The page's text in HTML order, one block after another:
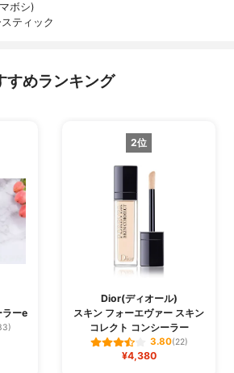
ボシ)
ティック
すめランキング
ラーe
2位
Dior(ディオール)
スキン フォーエヴァー スキン
コレクト コンシーラー
3.80(22)
¥4,380